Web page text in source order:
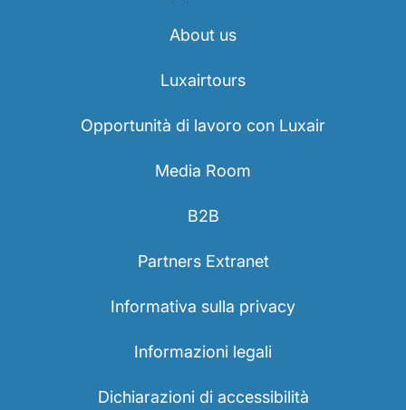
About us
Luxairtours
Opportunità di lavoro con Luxair
Media Room
B2B
Partners Extranet
Informativa sulla privacy
Informazioni legali
Dichiarazioni di accessibilità